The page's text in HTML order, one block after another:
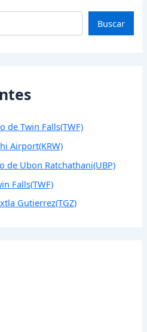
Buscar
de Twin Falls(TWF)
Airport(KRW)
de Ubon Ratchathani(UBP)
Falls(TWF)
Gutierrez(TGZ)